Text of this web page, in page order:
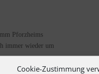
Cookie-Zustimmung
Pforzheims
immer wieder um